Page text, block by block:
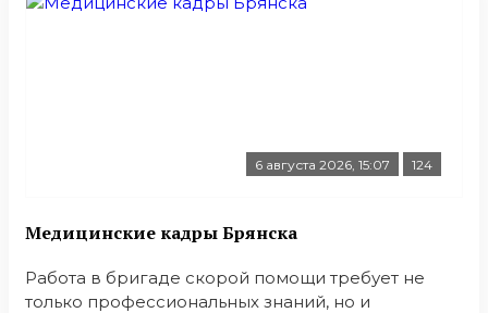
6 августа 2026, 15:07 124
Медицинские кадры Брянска
Работа в бригаде скорой помощи требует не
только профессиональных знаний, но и